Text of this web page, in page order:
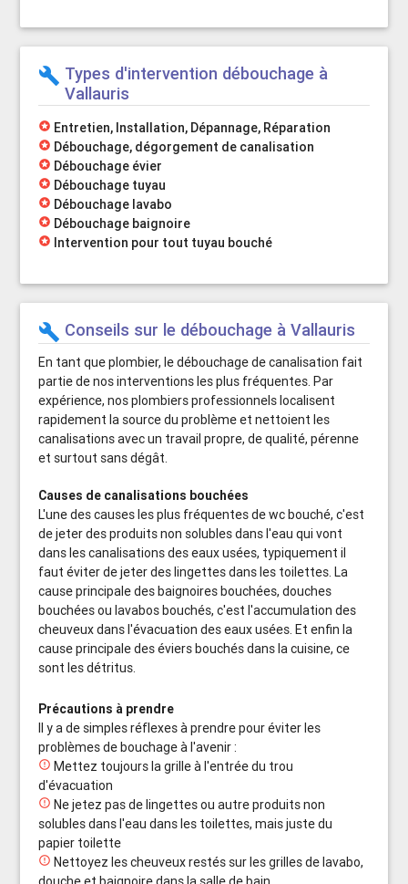
build Types d'intervention débouchage à
Vallauris
stars Entretien, Installation, Dépannage, Réparation
stars Débouchage, dégorgement de canalisation
stars Débouchage évier
stars Débouchage tuyau
stars Débouchage lavabo
stars Débouchage baignoire
stars Intervention pour tout tuyau bouché
build Conseils sur le débouchage à Vallauris
En tant que plombier, le débouchage de canalisation fait
partie de nos interventions les plus fréquentes. Par
expérience, nos plombiers professionnels localisent
rapidement la source du problème et nettoient les
canalisations avec un travail propre, de qualité, pérenne
et surtout sans dégât.
Causes de canalisations bouchées
L'une des causes les plus fréquentes de wc bouché, c'est
de jeter des produits non solubles dans l'eau qui vont
dans les canalisations des eaux usées, typiquement il
faut éviter de jeter des lingettes dans les toilettes. La
cause principale des baignoires bouchées, douches
bouchées ou lavabos bouchés, c'est l'accumulation des
cheuveux dans l'évacuation des eaux usées. Et enfin la
cause principale des éviers bouchés dans la cuisine, ce
sont les détritus.
Précautions à prendre
Il y a de simples réflexes à prendre pour éviter les
problèmes de bouchage à l'avenir :
 Mettez toujours la grille à l'entrée du trou
d'évacuation
 Ne jetez pas de lingettes ou autre produits non
solubles dans l'eau dans les toilettes, mais juste du
papier toilette
 Nettoyez les cheuveux restés sur les grilles de lavabo,